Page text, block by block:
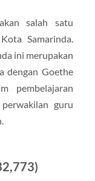
salah satu
Samarinda.
ini merupakan
dengan Goethe
pembelajaran
guru